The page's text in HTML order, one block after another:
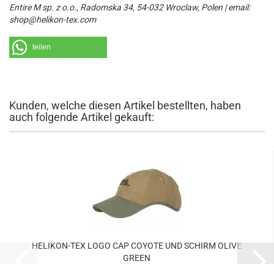
Entire M sp. z o.o., Radomska 34, 54-032 Wroclaw, Polen | email:
shop@helikon-tex.com
teilen
Kunden, welche diesen Artikel bestellten, haben
auch folgende Artikel gekauft:
HELIKON-TEX LOGO CAP COYOTE UND SCHIRM OLIVE
GREEN